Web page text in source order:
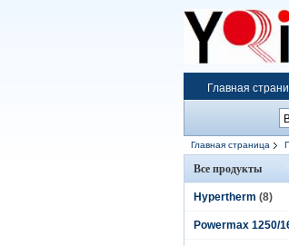
Главная
Главная страница
Все продукты
Hypertherm (8)
Powermax 1250/